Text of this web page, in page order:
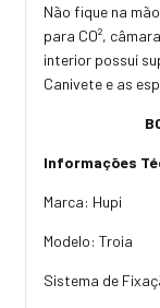
Não fique na
para CO²,
interior possuí
Canivete e as
Informações
Marca: Hupi
Modelo: Troia
Sistema de